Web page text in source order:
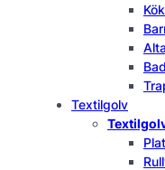
Textilgolv